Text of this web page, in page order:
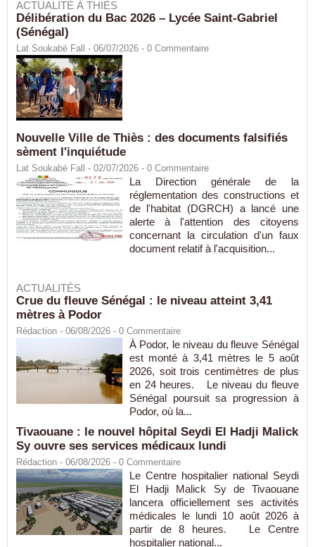
ACTUALITÉ À THIÈS
Délibération du Bac 2026 – Lycée Saint-Gabriel
(Sénégal)
Lat Soukabé Fall - 06/07/2026 - 0 Commentaire
Nouvelle Ville de Thiès : des documents falsifiés
sèment l'inquiétude
Lat Soukabé Fall - 02/07/2026 - 0 Commentaire
La Direction générale de la
réglementation des constructions et
de l'habitat (DGRCH) a lancé une
alerte à l'attention des citoyens
concernant la circulation d'un faux
document relatif à l'acquisition...
ACTUALITÉS
Crue du fleuve Sénégal : le niveau atteint 3,41
mètres à Podor
Rédaction - 06/08/2026 - 0 Commentaire
À Podor, le niveau du fleuve Sénégal
est monté à 3,41 mètres le 5 août
2026, soit trois centimètres de plus
en 24 heures. Le niveau du fleuve
Sénégal poursuit sa progression à
Podor, où la...
Tivaouane : le nouvel hôpital Seydi El Hadji Malick
Sy ouvre ses services médicaux lundi
Rédaction - 06/08/2026 - 0 Commentaire
Le Centre hospitalier national Seydi
El Hadji Malick Sy de Tivaouane
lancera officiellement ses activités
médicales le lundi 10 août 2026 à
partir de 8 heures. Le Centre
hospitalier national...